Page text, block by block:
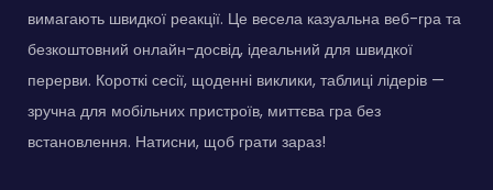
вимагають швидкої реакції. Це весела казуальна веб-гра та
безкоштовний онлайн-досвід, ідеальний для швидкої
перерви. Короткі сесії, щоденні виклики, таблиці лідерів —
зручна для мобільних пристроїв, миттєва гра без
встановлення. Натисни, щоб грати зараз!